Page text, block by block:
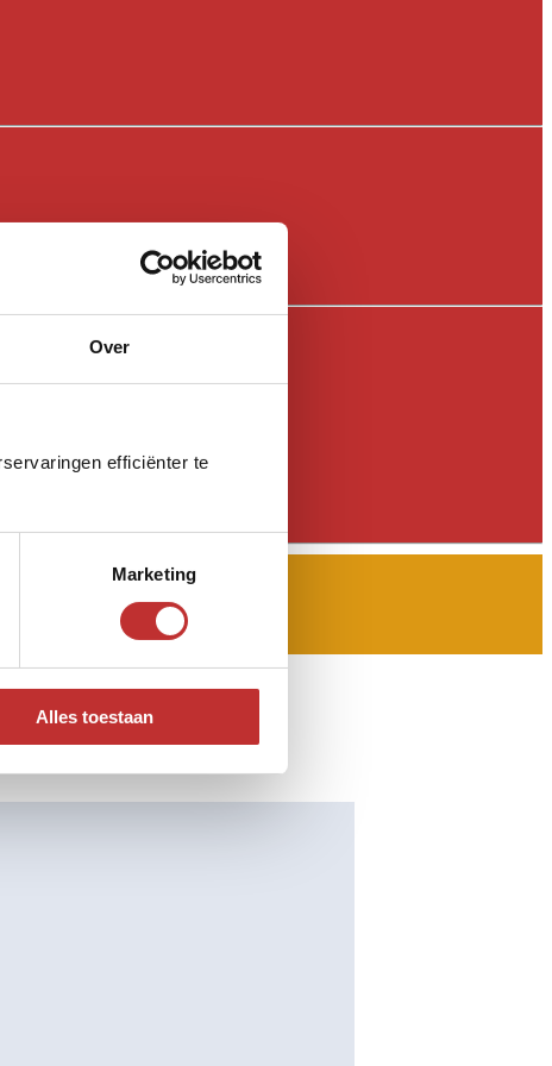
Over
efficiënter te
Marketing
Alles toestaan